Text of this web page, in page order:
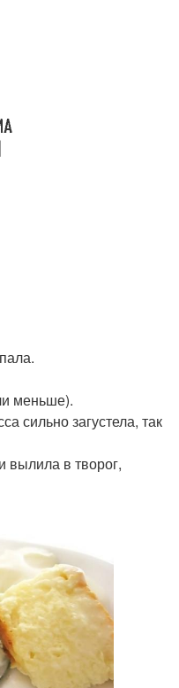
меньше).
сильно загустела, так
вылила в творог,